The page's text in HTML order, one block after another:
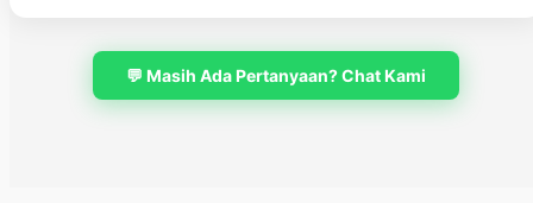
💬 Masih Ada Pertanyaan? Chat Kami